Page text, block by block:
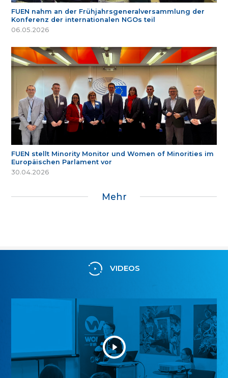
FUEN nahm an der Frühjahrsgeneralversammlung der
Konferenz der internationalen NGOs teil
06.05.2026
FUEN stellt Minority Monitor und Women of Minorities im
Europäischen Parlament vor
30.04.2026
Mehr
VIDEOS